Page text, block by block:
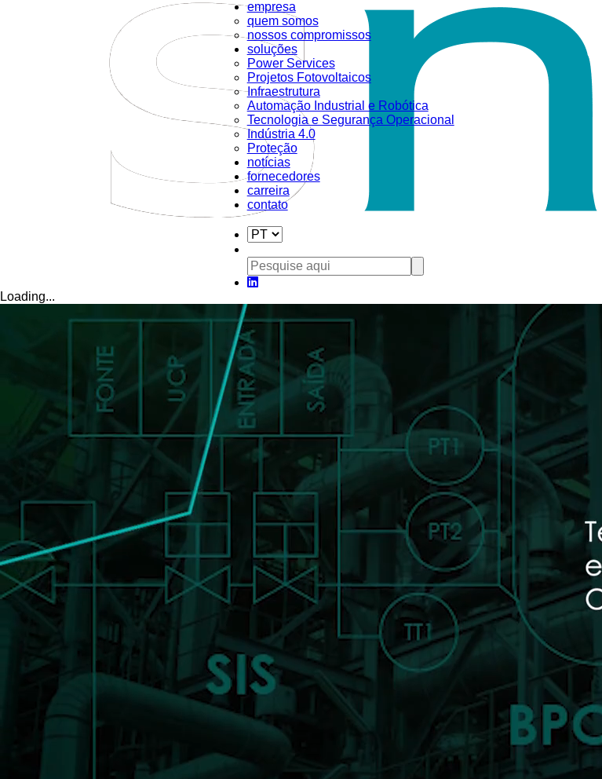
empresa
quem somos
nossos compromissos
soluções
Power Services
Projetos Fotovoltaicos
Infraestrutura
Automação Industrial e Robótica
Tecnologia e Segurança Operacional
Indústria 4.0
Proteção
notícias
fornecedores
carreira
contato
Loading...